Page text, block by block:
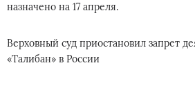
назначено на 17 апреля.
Верховный суд приостановил запрет
«Талибан» в России